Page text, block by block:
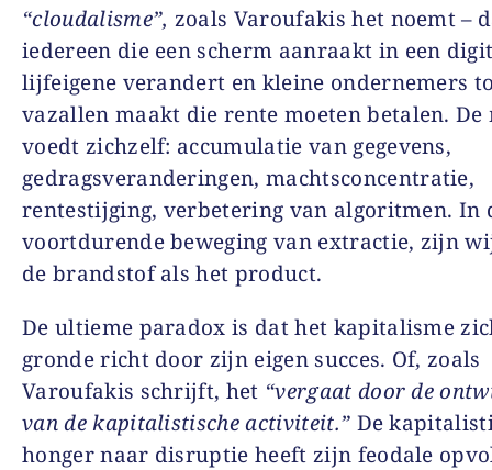
“cloudalisme”, zoals Varoufakis het noemt –
iedereen die een scherm aanraakt in een
lijfeigene verandert en kleine ondernemers
vazallen maakt die rente moeten betalen. De
voedt zichzelf: accumulatie van gegevens,
gedragsveranderingen, machtsconcentratie,
rentestijging, verbetering van algoritmen. In
voortdurende beweging van extractie, zijn
de brandstof als het product.
De ultieme paradox is dat het kapitalisme
gronde richt door zijn eigen succes. Of, zoals
Varoufakis schrijft, het “vergaat door de
van de kapitalistische activiteit.” De
honger naar disruptie heeft zijn feodale